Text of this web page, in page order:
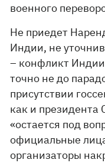
военного
Не приедет
Индии, не
– конфликт
точно не до
присутствии
как и
«остается под
официальные
организаторы